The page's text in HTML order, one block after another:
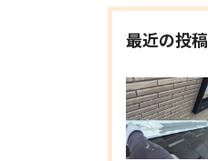
最近の投稿